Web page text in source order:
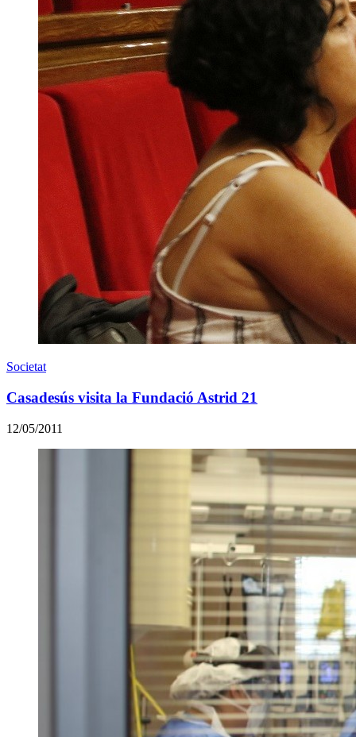
Societat
Casadesús visita la Fundació Astrid 21
12/05/2011